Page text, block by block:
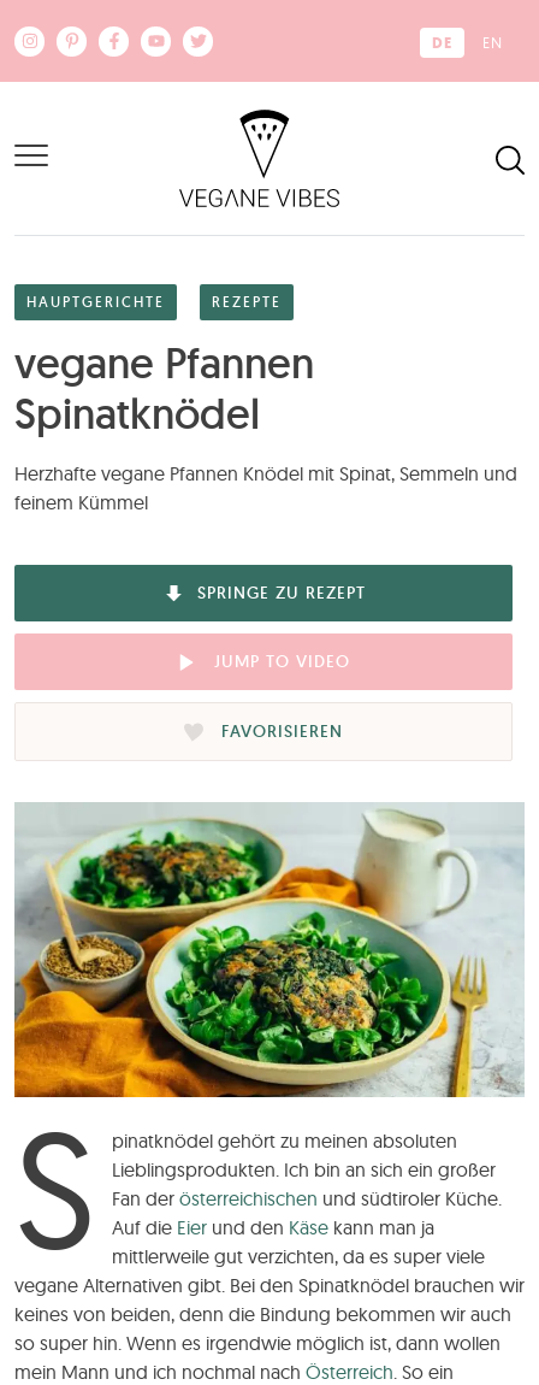
DE EN
HAUPTGERICHTE REZEPTE
vegane Pfannen
Spinatknödel
Herzhafte vegane Pfannen Knödel mit Spinat, Semmeln und
feinem Kümmel
SPRINGE ZU REZEPT
JUMP TO VIDEO
FAVORISIEREN
S
pinatknödel gehört zu meinen absoluten
Lieblingsprodukten. Ich bin an sich ein großer
Fan derösterreichischen und südtiroler Küche.
Auf die Eier und den Käse kann man ja
mittlerweile gut verzichten, da es super viele
vegane Alternativen gibt. Bei den Spinatknödel brauchen wir
keines von beiden, denn die Bindung bekommen wir auch
so super hin. Wenn es irgendwie möglich ist, dann wollen
mein Mann und ich nochmal nach Österreich . So ein